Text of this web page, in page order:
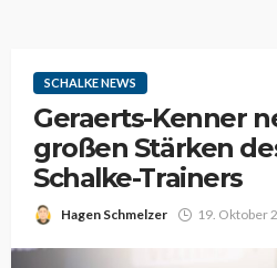
SCHALKE NEWS
Geraerts-Kenner
großen Stärken
Schalke-Trainers
Hagen Schmelzer 19. Oktober